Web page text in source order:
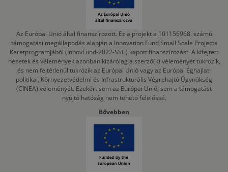
Az Európai Unió által finanszírozott. Ez a projekt a 101156968. számú
támogatási megállapodás alapján a Innovation Fund Small Scale Projects
Keretprogramjából (InnovFund-2022-SSC) kapott finanszírozást. A kifejtett
nézetek és vélemények azonban kizárólag a szerző(k) véleményét tükrözik,
és nem feltétlenül tükrözik az Európai Unió vagy az Európai Éghajlat-
politikai, Környezetvédelmi és Infrastrukturális Végrehajtó Ügynökség
(CINEA) véleményét. Ezekért sem az Európai Unió, sem a támogatást
nyújtó hatóság nem tehető felelőssé.
Bővebben